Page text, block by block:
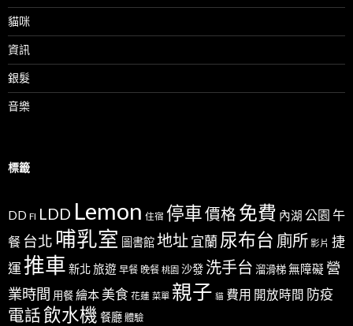
貓咪
資訊
銀髮
音樂
標籤
DD FI LDD Lemon 住宿 停車價格 免費 內湖 公園 午
餐 台北 哺乳室 圖書館地址宜蘭尿布台 廁所 影片 捷
運 推車 新北旅遊 早餐 晚餐 桃園 沙發 洗手台 溜滑梯無障礙 營
業時間 用餐繪本 美食 花蓮 菜單 親子 貓 費用 開放時間 防疫
電話飲水機 餐廳 體驗